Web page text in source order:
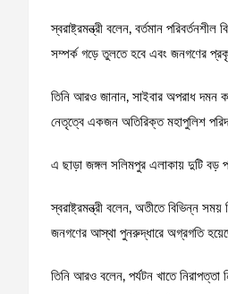
স্বরাষ্ট্রমন্ত্রী বলেন, বর্তমান
সম্পর্ক গড়ে তুলতে হবে এবং জনগণের
তিনি আরও জানান, সাইবার অপরাধ দমন
নেতৃত্বে একজন অতিরিক্ত মহাপুলিশ
এ ছাড়া জঙ্গল সলিমপুর এলাকায় দুটি বড়
স্বরাষ্ট্রমন্ত্রী বলেন, অতীতে বিভিন্ন
জনগণের আস্থা পুনরুদ্ধারে অগ্রগতি
তিনি আরও বলেন, পর্যটন খাতে নিরাপত্তা